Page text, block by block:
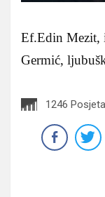
Ef.Edin Mezit,
Germić,
1246 Posjeta